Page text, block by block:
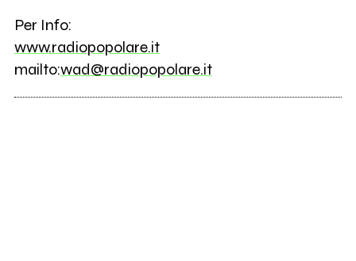
Per Info:
www.radiopopolare.it
mailto:wad@radiopopolare.it